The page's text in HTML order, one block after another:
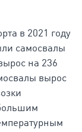
в 2021 году
самосвалы
на 236
вырос